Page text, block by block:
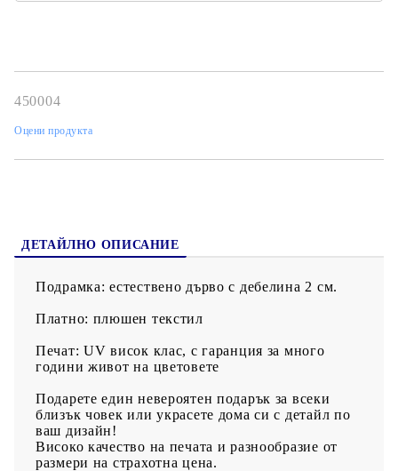
450004
Оцени продукта
ДЕТАЙЛНО ОПИСАНИЕ
Подрамка: естествено дърво с дебелина 2 см.
Платно: плюшен текстил
Печат: UV висок клас, с гаранция за много
години живот на цветовете
Подарете един невероятен подарък за всеки
близък човек или украсете дома си с детайл по
ваш дизайн!
Високо качество на печата и разнообразие от
размери на страхотна цена.